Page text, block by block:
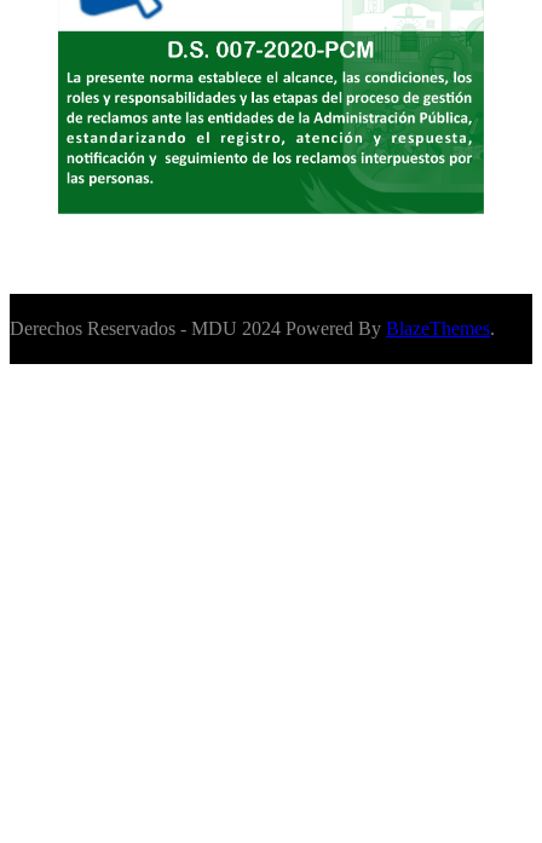
Derechos Reservados - MDU 2024 Powered By BlazeThemes.